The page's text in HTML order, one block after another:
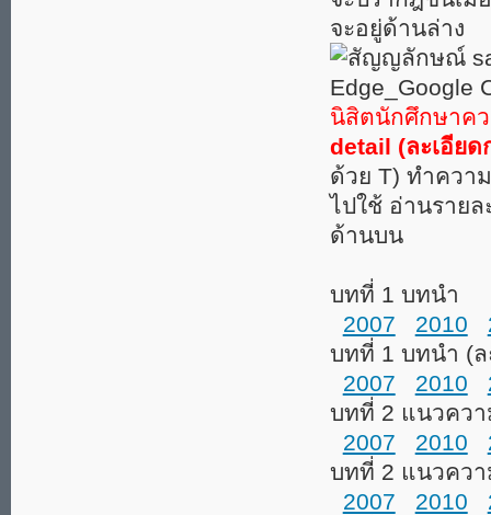
จะอยู่ด้านล่าง
นิสิตนักศึกษาค
detail (ละเอีย
ด้วย T) ทำควา
ไปใช้ อ่านราย
ด้านบน
บทที่ 1 บทนำ
2007
2010
บทที่ 1 บทนำ (ล
2007
2010
บทที่ 2 แนวคว
2007
2010
บทที่ 2 แนวควา
2007
2010